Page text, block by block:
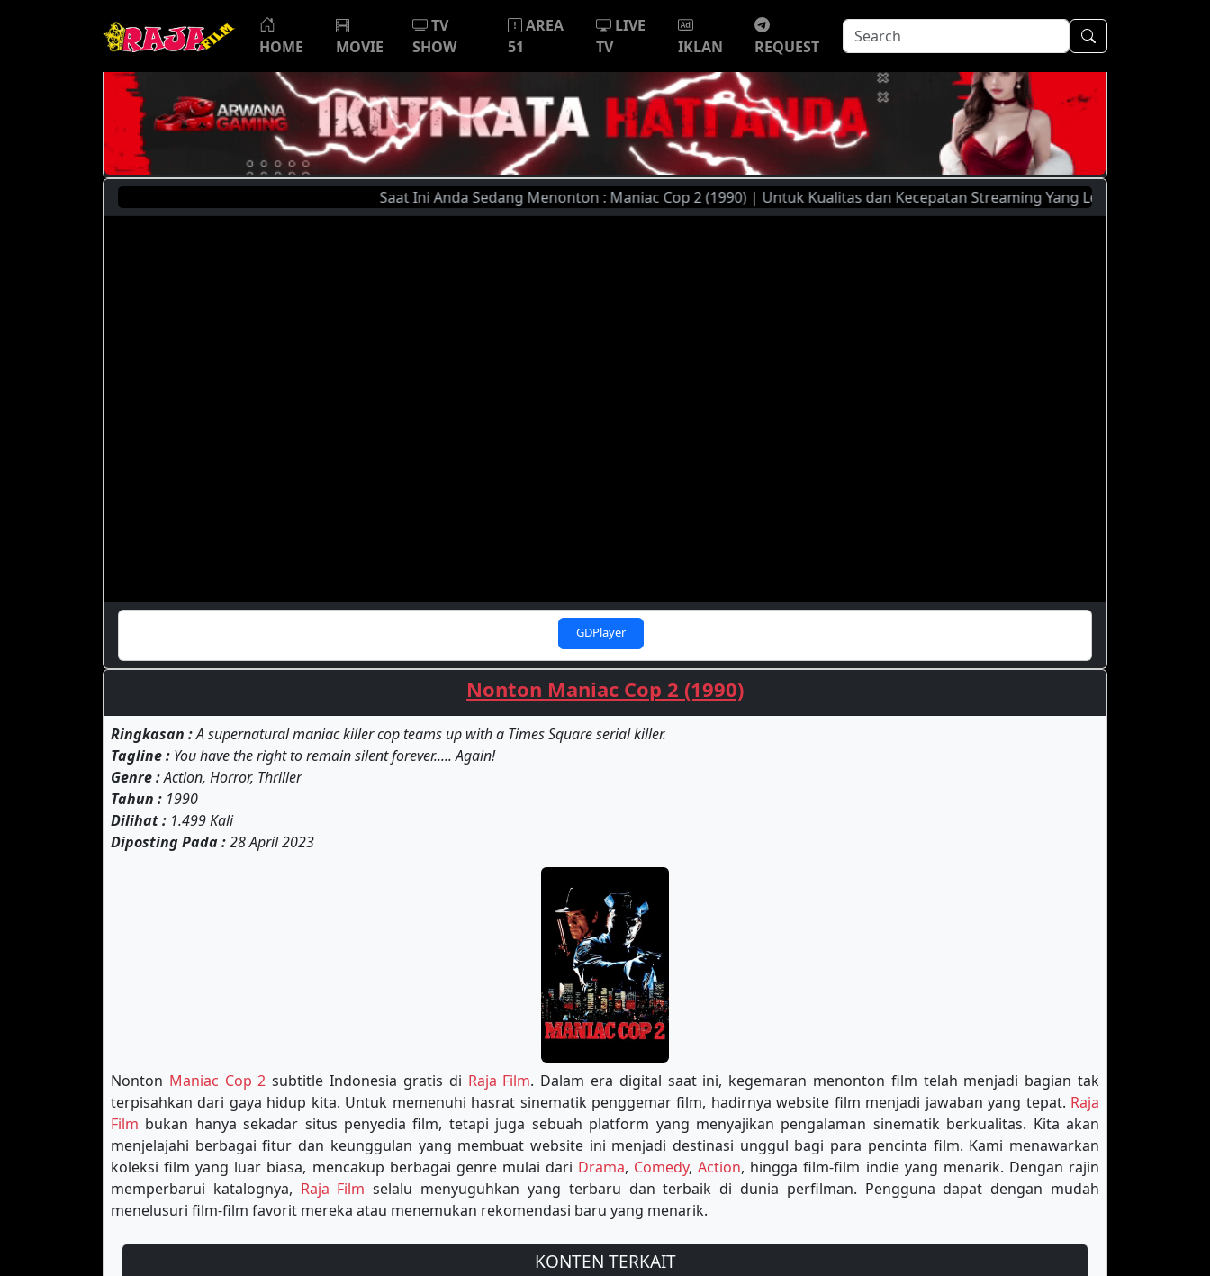
HOME MOVIE
TV
SHOW
AREA
51
LIVE
TV
IKLAN REQUEST
Saat Ini Anda Sedang Menonton : Maniac Cop 2 (1990) | Untuk Kualitas dan Kecepatan Streaming Yang Lebih Baik, Silahkan
GDPlayer
Nonton Maniac Cop 2 (1990)
Ringkasan :A supernatural maniac killer cop teams up with a Times Square serial killer.
Tagline : You have the right to remain silent forever..... Again!
Genre :Action, Horror, Thriller
Tahun : 1990
Dilihat : 1.499 Kali
Diposting Pada :28 April 2023
Nonton Maniac Cop 2 subtitle Indonesia gratis di Raja Film. Dalam era digital saat ini, kegemaran menonton film telah menjadi bagian tak
terpisahkan dari gaya hidup kita. Untuk memenuhi hasrat sinematik penggemar film, hadirnya website film menjadi jawaban yang tepat. Raja
Film bukan hanya sekadar situs penyedia film, tetapi juga sebuah platform yang menyajikan pengalaman sinematik berkualitas. Kita akan
menjelajahi berbagai fitur dan keunggulan yang membuat website ini menjadi destinasi unggul bagi para pencinta film. Kami menawarkan
koleksi film yang luar biasa, mencakup berbagai genre mulai dari Drama, Comedy,Action, hingga film-film indie yang menarik. Dengan rajin
memperbarui katalognya, Raja Film selalu menyuguhkan yang terbaru dan terbaik di dunia perfilman. Pengguna dapat dengan mudah
menelusuri film-film favorit mereka atau menemukan rekomendasi baru yang menarik.
KONTEN TERKAIT